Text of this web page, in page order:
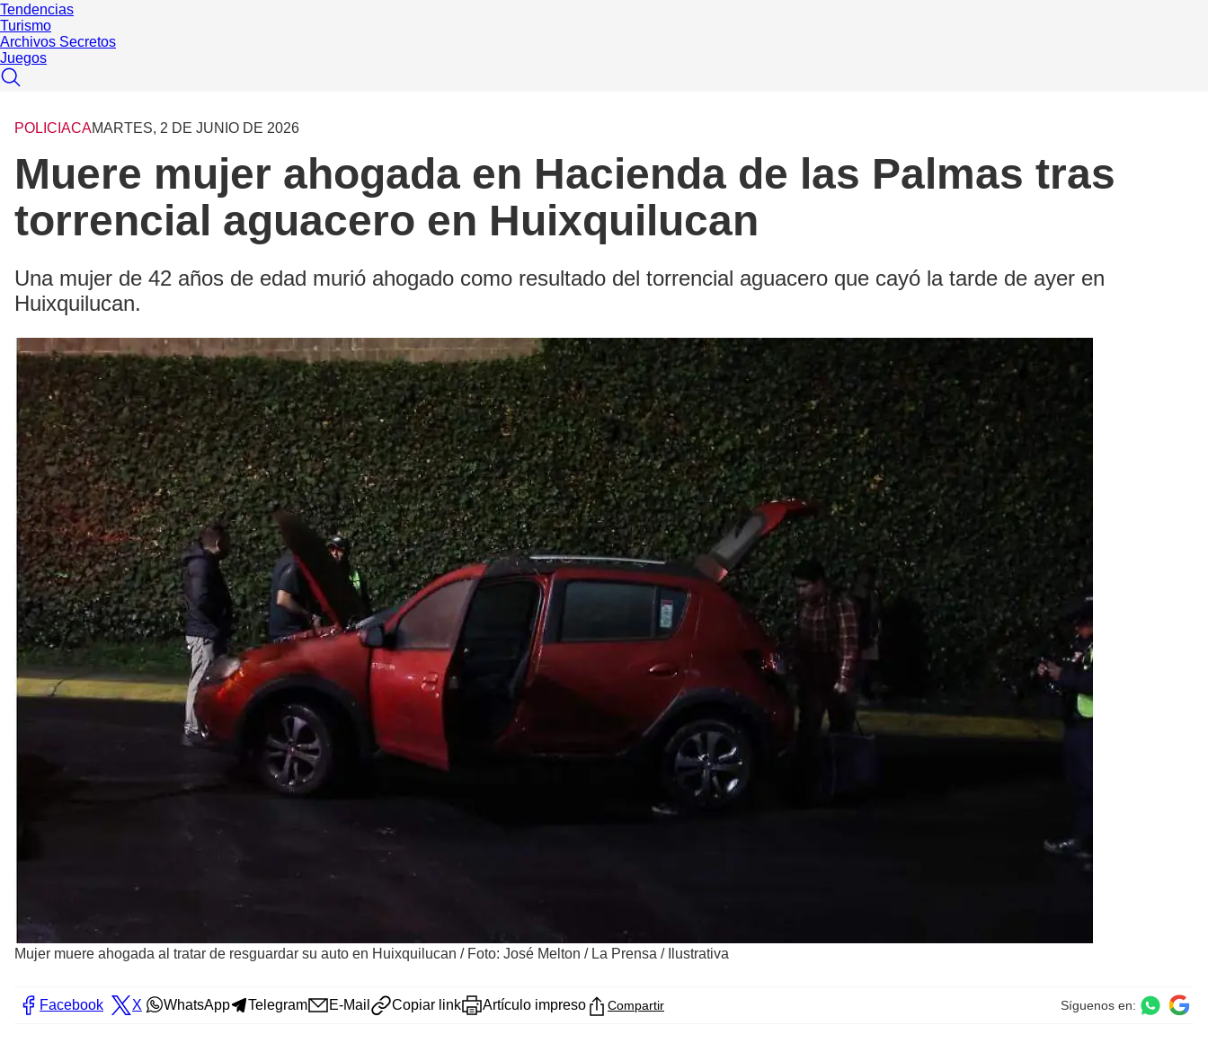
Tendencias
Turismo
Archivos Secretos
Juegos
POLICIACAMARTES, 2 DE JUNIO DE 2026
Muere mujer ahogada en Hacienda de las Palmas tras
torrencial aguacero en Huixquilucan
Una mujer de 42 años de edad murió ahogado como resultado del torrencial aguacero que cayó la tarde de ayer en
Huixquilucan.
Mujer muere ahogada al tratar de resguardar su auto en Huixquilucan / Foto: José Melton / La Prensa / Ilustrativa
Facebook X WhatsApp Telegram E-Mail Copiar link Artículo impreso Compartir Síguenos en: